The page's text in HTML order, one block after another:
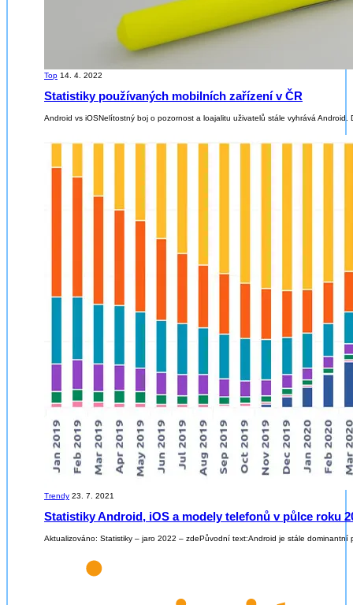
Top 14. 4. 2022
Statistiky používaných mobilních zařízení v ČR
Android vs iOSNelítostný boj o pozornost a loajalitu uživatelů stále vyhrává
Trendy 23. 7. 2021
Statistiky Android, iOS a modely telefonů v půlce roku
Aktualizováno: Statistiky – jaro 2022 – zdePůvodní text:Android je stále